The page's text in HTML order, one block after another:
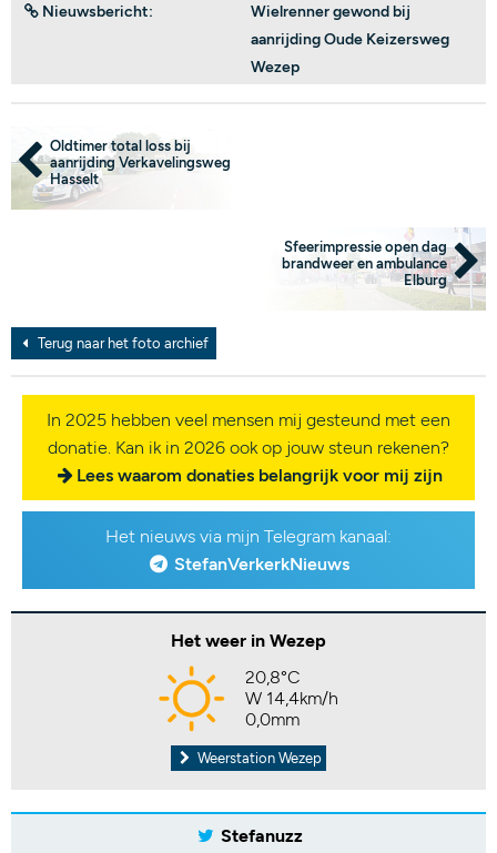
Nieuwsbericht:
Wielrenner gewond bij
aanrijding Oude Keizersweg
Wezep
Oldtimer total loss bij
aanrijding Verkavelingsweg
Hasselt
Sfeerimpressie open dag
brandweer en ambulance
Elburg
Terug naar het foto archief
In 2025 hebben veel mensen mij gesteund met een
donatie. Kan ik in 2026 ook op jouw steun rekenen?
Lees waarom donaties belangrijk voor mij zijn
Het nieuws via mijn Telegram kanaal:
StefanVerkerkNieuws
Het weer in Wezep
20,8°C
W 14,4km/h
0,0mm
Weerstation Wezep
Stefanuzz